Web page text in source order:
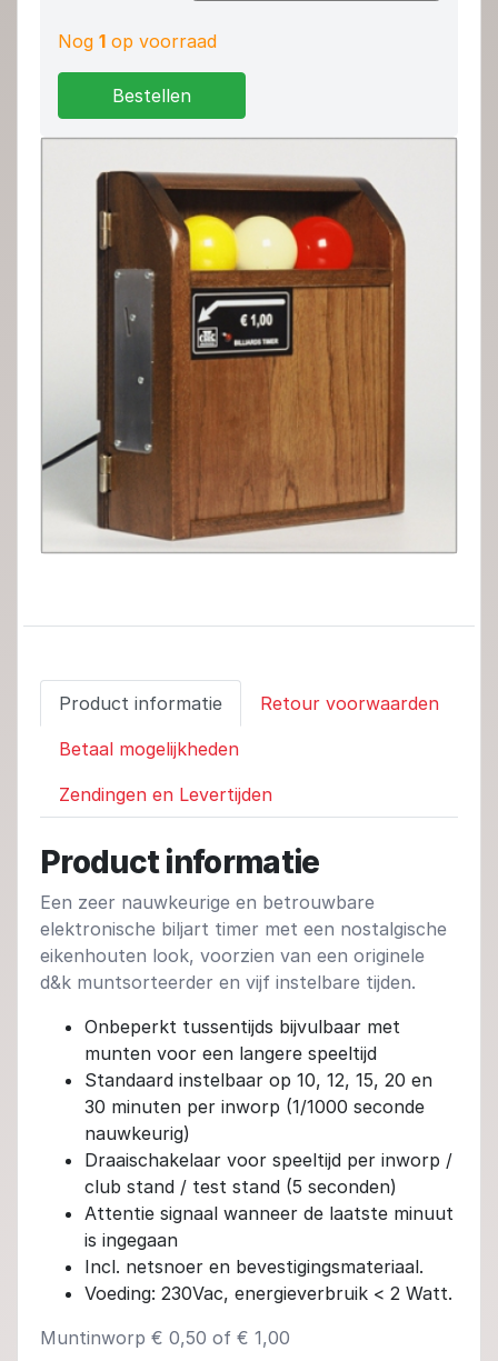
Nog 1 op voorraad
Bestellen
Product informatie Retour voorwaarden
Betaal mogelijkheden
Zendingen en Levertijden
Product informatie
Een zeer nauwkeurige en betrouwbare
elektronische biljart timer met een nostalgische
eikenhouten look, voorzien van een originele
d&k muntsorteerder en vijf instelbare tijden.
Onbeperkt tussentijds bijvulbaar met
munten voor een langere speeltijd
Standaard instelbaar op 10, 12, 15, 20 en
30 minuten per inworp (1/1000 seconde
nauwkeurig)
Draaischakelaar voor speeltijd per inworp /
club stand / test stand (5 seconden)
Attentie signaal wanneer de laatste minuut
is ingegaan
Incl. netsnoer en bevestigingsmateriaal.
Voeding: 230Vac, energieverbruik < 2 Watt.
Muntinworp € 0,50 of € 1,00